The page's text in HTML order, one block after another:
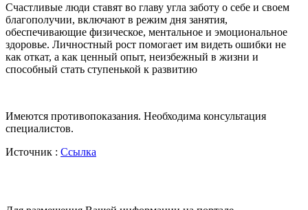
Счастливые люди ставят во главу угла заботу о себе и своем
благополучии, включают в режим дня занятия,
обеспечивающие физическое, ментальное и эмоциональное
здоровье. Личностный рост помогает им видеть ошибки не
как откат, а как ценный опыт, неизбежный в жизни и
способный стать ступенькой к развитию
Имеются противопоказания. Необходима консультация
специалистов.
Источник : Ссылка